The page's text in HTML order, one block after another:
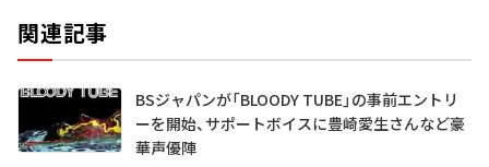
関連記事
BSジャパンが「BLOODY TUBE」の事前エントリ
ーを開始、サポートボイスに豊崎愛生さんなど豪
華声優陣